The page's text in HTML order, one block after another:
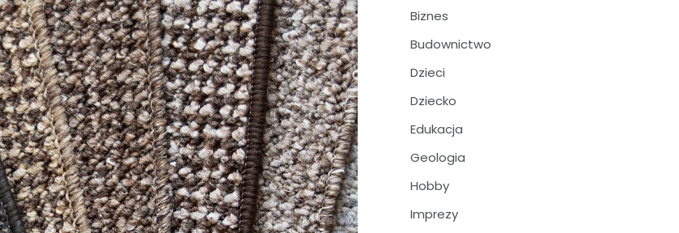
Biznes
Budownictwo
Dzieci
Dziecko
Edukacja
Geologia
Hobby
Imprezy